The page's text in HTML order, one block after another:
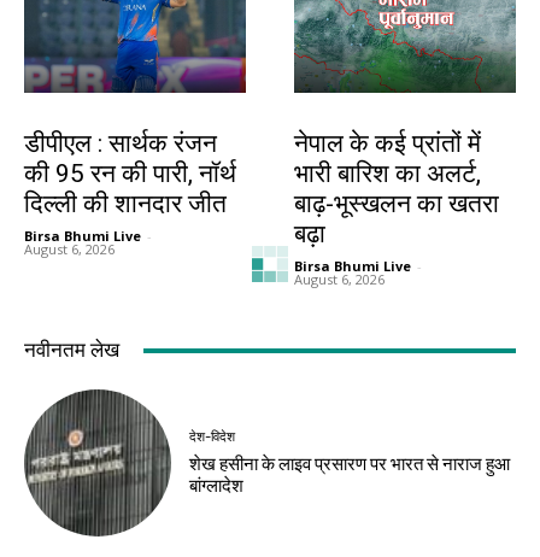
डीपीएल : सार्थक रंजन
की 95 रन की पारी, नॉर्थ
दिल्ली की शानदार जीत
Birsa Bhumi Live -
August 6, 2026
नेपाल के कई प्रांतों में
भारी बारिश का अलर्ट,
बाढ़-भूस्खलन का खतरा
बढ़ा
Birsa Bhumi Live -
August 6, 2026
देश-विदेश
धरती माता की सेवा का
संकल्प, प्रधानमंत्री मोदी
देश-विदेश